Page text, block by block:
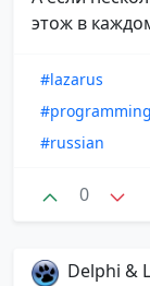
этож в
#lazarus
#programming
#russian
0
Delphi &